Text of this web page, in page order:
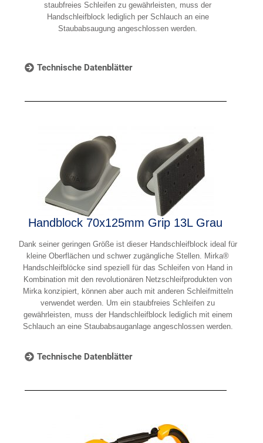
staubfreies Schleifen zu gewährleisten, muss der
Handschleifblock lediglich per Schlauch an eine
Staubabsaugung angeschlossen werden.
Technische Datenblätter
Handblock 70x125mm Grip 13L Grau
Dank seiner geringen Größe ist dieser Handschleifblock ideal für
kleine Oberflächen und schwer zugängliche Stellen. Mirka®
Handschleifblöcke sind speziell für das Schleifen von Hand in
Kombination mit den revolutionären Netzschleifprodukten von
Mirka konzipiert, können aber auch mit anderen Schleifmitteln
verwendet werden. Um ein staubfreies Schleifen zu
gewährleisten, muss der Handschleifblock lediglich mit einem
Schlauch an eine Staubabsauganlage angeschlossen werden.
Technische Datenblätter